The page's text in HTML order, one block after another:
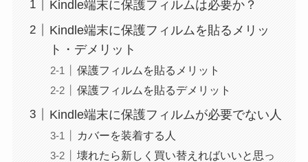
Kindle端末に保護フィルムは必要か？
Kindle端末に保護フィルムを貼るメリッ
ト・デメリット
保護フィルムを貼るメリット
保護フィルムを貼るデメリット
Kindle端末に保護フィルムが必要でない人
カバーを装着する人
壊れたら新しく買い替えればいいと思っ